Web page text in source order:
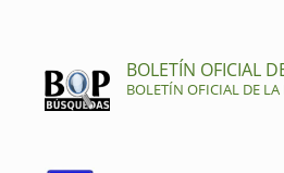
BOLETÍN OFICIAL
BOLETÍN OFICIAL DE